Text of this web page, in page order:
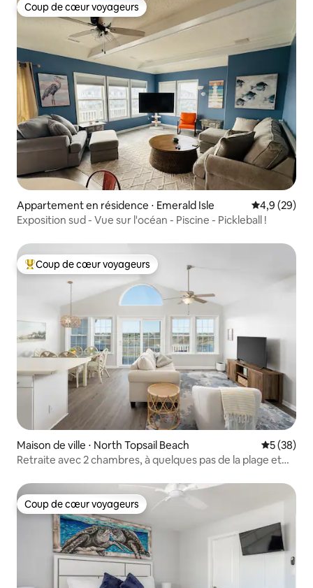
Coup de cœur voyageurs
Coup de cœur voyageurs
Appartement en résidence ⋅ Emerald Isle Évaluation
4,9 (29)
Exposition sud - Vue sur l'océan - Piscine - Pickleball !
Coups de cœur voyageurs les plus appréciés
Coup de cœur voyageurs
Maison de ville ⋅ North Topsail Beach
5 (38)
Retraite avec 2 chambres, à quelques pas de la plage et
Coup de cœur voyageurs
Coup de cœur voyageurs